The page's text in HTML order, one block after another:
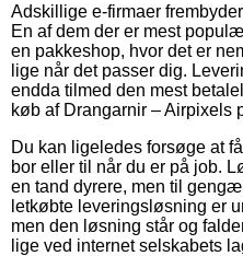
Adskillige e-firmaer
En af dem der er mest
en pakkeshop, hvor det er
lige når det passer dig.
endda tilmed den mest
køb af Drangarnir – Airpixels
Du kan ligeledes forsøge at
bor eller til når du er på job.
en tand dyrere, men til
letkøbte leveringsløsning er
men den løsning står og
lige ved internet selskabets